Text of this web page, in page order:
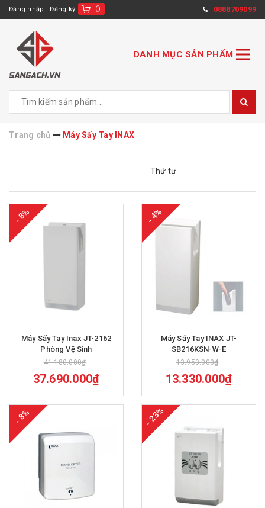
Đăng nhập Đăng ký () 0888709099
DANH MỤC SẢN PHẨM
Trang chủ Máy Sấy Tay INAX
Thứ tự
- 8%
Máy Sấy Tay Inax JT-2162
Phòng Vệ Sinh
41.180.000₫
37.690.000₫
- 4%
Máy Sấy Tay INAX JT-
SB216KSN-W-E
13.950.000₫
13.330.000₫
- 8% - 23%